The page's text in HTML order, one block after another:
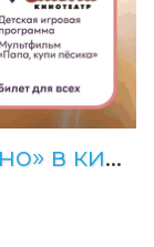
4 июля: «Моё первое кино» в кинотеатре «Смена